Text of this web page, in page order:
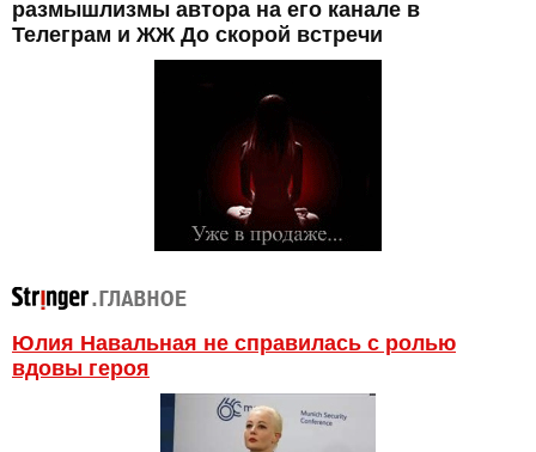
размышлизмы автора на его канале в
Телеграм и ЖЖ До скорой встречи
Юлия Навальная не справилась с ролью
вдовы героя